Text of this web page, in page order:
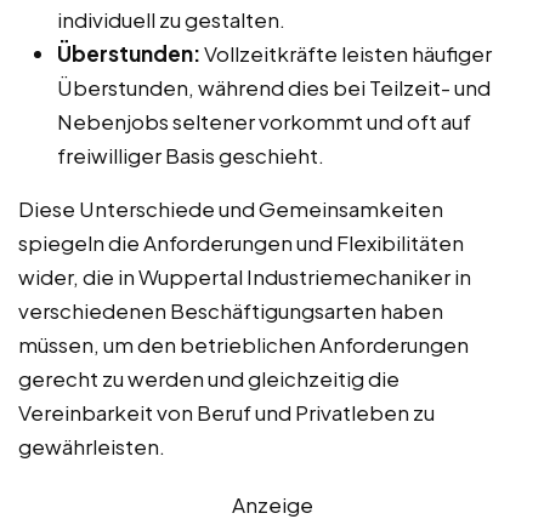
individuell zu gestalten.
Überstunden:Vollzeitkräfte leisten häufiger
Überstunden, während dies bei Teilzeit- und
Nebenjobs seltener vorkommt und oft auf
freiwilliger Basis geschieht.
Diese Unterschiede und Gemeinsamkeiten
spiegeln die Anforderungen und Flexibilitäten
wider, die in Wuppertal Industriemechaniker in
verschiedenen Beschäftigungsarten haben
müssen, um den betrieblichen Anforderungen
gerecht zu werden und gleichzeitig die
Vereinbarkeit von Beruf und Privatleben zu
gewährleisten.
Anzeige